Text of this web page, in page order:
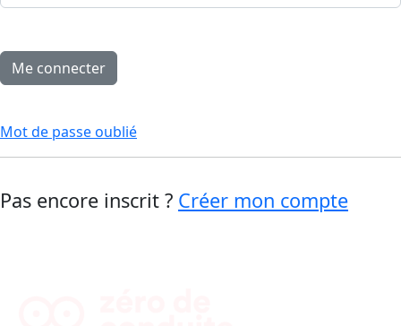
Mot de passe oublié
Pas encore inscrit ? Créer mon compte